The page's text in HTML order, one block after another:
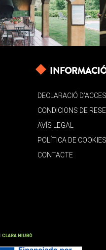
DECLARACIÓ
CONDICIONS DE
AVÍS LEGAL
POLÍTICA DE COOKIES
CONTACTE
CLARA NIUBÒ